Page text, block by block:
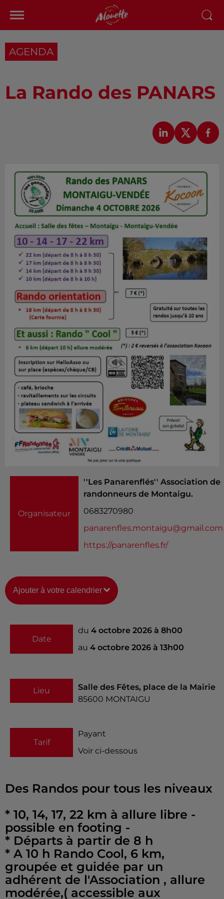
AGENDA
La Rando des PANARS
Organisateur
''Les Panarenflés'' Association de
randonneurs de Montaigu.
0683270980
panarenfles.montaigu@gmail.com
https://panarenfles.fr/
Ajouter à votre calendrier
Date
du 4 octobre 2026 à 8h00
au 4 octobre 2026 à 13h00
Lieu
Salle des Fêtes, place de la Mairie
85600 MONTAIGU
Tarif
Payant
Voir ci-dessous
Des Randos pour tous les niveaux
* 10, 14, 17, 22 km à allure libre -
possible en footing -
* Départs à partir de 8 h
* A 10 h Rando Cool, 6 km,
groupée et guidée par un
adhérent de l'Association , allure
modérée,( accessible aux